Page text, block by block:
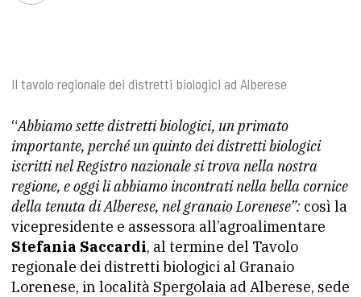
Il tavolo regionale dei distretti biologici ad Alberese
“Abbiamo sette distretti biologici, un primato
importante, perché un quinto dei distretti biologici
iscritti nel Registro nazionale si trova nella nostra
regione, e oggi li abbiamo incontrati nella bella cornice
della tenuta di Alberese, nel granaio Lorenese”: così la
vicepresidente e assessora all’agroalimentare
Stefania Saccardi, al termine del Tavolo
regionale dei distretti biologici al Granaio
Lorenese, in località Spergolaia ad Alberese, sede